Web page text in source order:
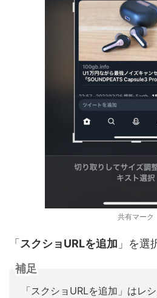
共有マーク
「 スクショURLを追加 」を選
補足
「スクショURLを追加」はレ